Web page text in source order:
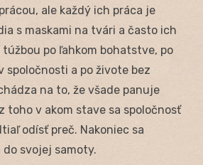
ale každý ich práca je
s maskami na tvári a často ich
po ľahkom bohatstve, po
spoločnosti a po živote bez
na to, že všade panuje
toho v akom stave sa spoločnosť
odísť preč. Nakoniec sa
svojej samoty.